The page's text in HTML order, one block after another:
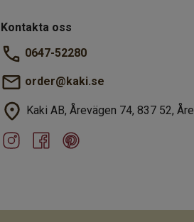
Kontakta oss
0647-52280
order@kaki.se
Kaki AB, Årevägen 74, 837 52, Åre